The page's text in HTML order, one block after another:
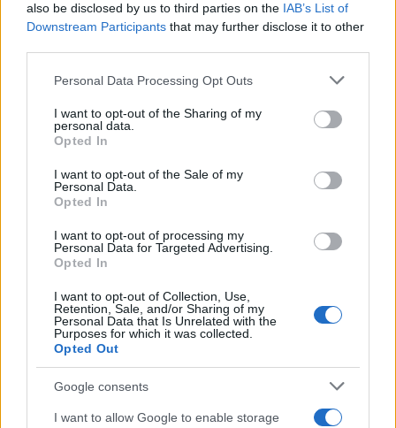
also be disclosed by us to third parties on the IAB’s List of
Downstream Participants that may further disclose it to other
Please note that this website/app uses one or more Google
not limited to your visit or usage behaviour. You may click to
grant or deny consent to Google and its third-party tags to
use your data for below specified purposes in below Google
consent section.
Personal Data Processing Opt Outs
I want to opt-out of the Sharing of my
personal data.
Opted In
I want to opt-out of the Sale of my
Personal Data.
Opted In
I want to opt-out of processing my
Personal Data for Targeted Advertising.
Opted In
I want to opt-out of Collection, Use,
Retention, Sale, and/or Sharing of my
Personal Data that Is Unrelated with the
Purposes for which it was collected.
Opted Out
Google consents
I want to allow Google to enable storage
ΕΚΔΗΛΩΣΕΙΣ
Έρχεται ο ετήσιος χορός του Πολιτιστικού
Συλλόγου Κομνηνών στην Ξάνθη